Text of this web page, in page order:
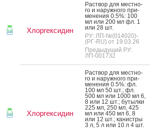
Хлоргексидин
Рас­твор для мес­тно­
го и на­руж­но­го при­
мене­ния 0.5%: 100
мл или 200 мл фл. 1
или 28 шт.
РУ: ЛП-№(014020)-
(РГ-RU) от 19.03.26
Предыдущий РУ:
ЛП-001732
Хлоргексидин
Рас­твор для мес­тно­
го и на­руж­но­го при­
мене­ния 0.5%: фл.
100 мл 50 шт.; фл.
500 мл или 1000 мл 6,
8 или 12 шт.; бу­тыл­ки
225 мл, 250 мл, 425
мл или 450 мл 6, 8
или 12 шт.; ка­нис­тры
3 л, 5 л или 10 л 4 шт.